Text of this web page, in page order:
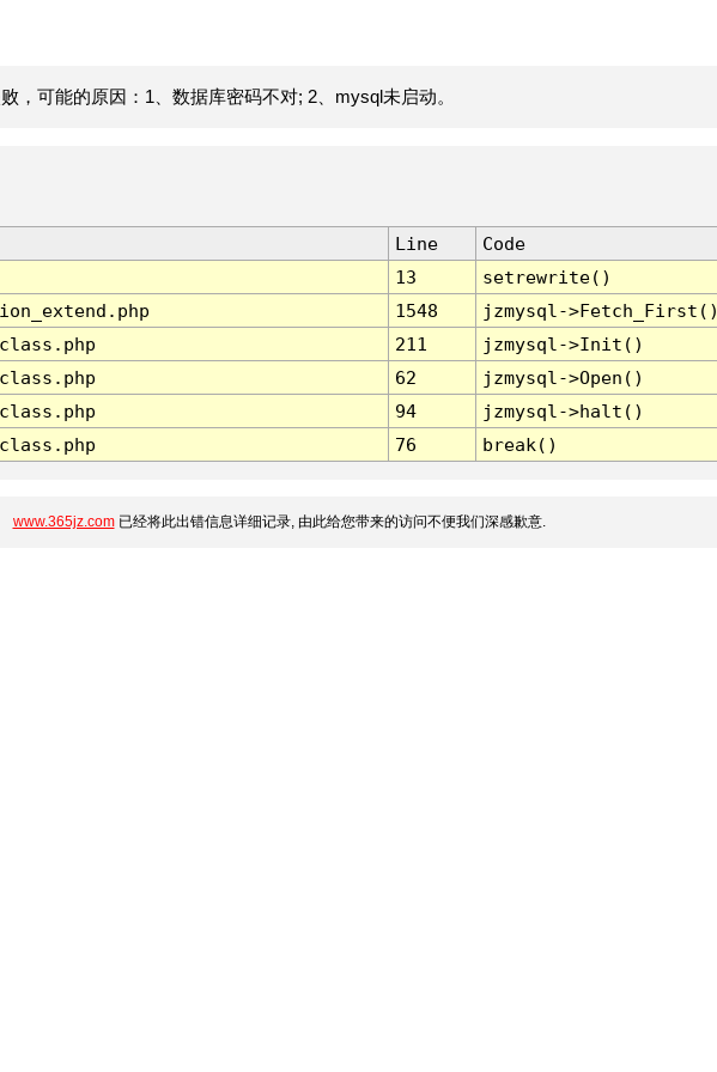
，可能的原因：1、数据库密码不对; 2、mysql未启动。
Line
Code
13
setrewrite()
1548
jzmysql-
211
jzmysql->Init()
62
jzmysql->Open()
94
jzmysql->halt()
76 break()
www.365jz.com已经将此出错信息详细记录, 由此给您带来的访问不便我们深感歉意.